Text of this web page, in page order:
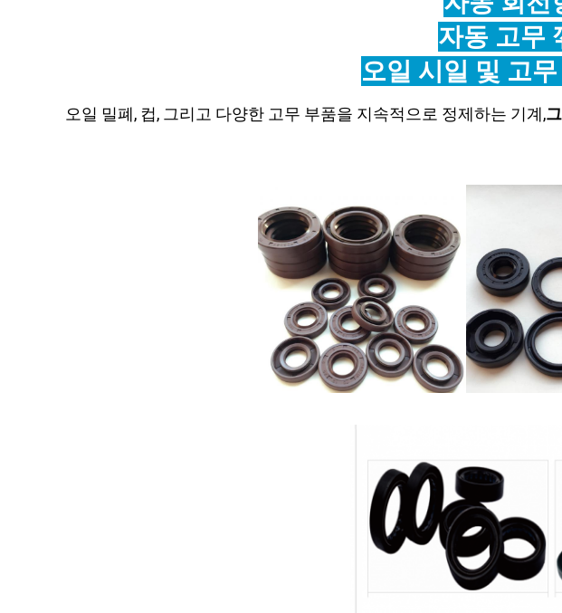
자동 고무
오일 시일 및 고
오일 밀폐, 컵, 그리고 다양한 고무 부품을 지속적으로 정제하는 기계,